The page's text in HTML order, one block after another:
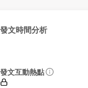
發文時間分析
發文互動熱點